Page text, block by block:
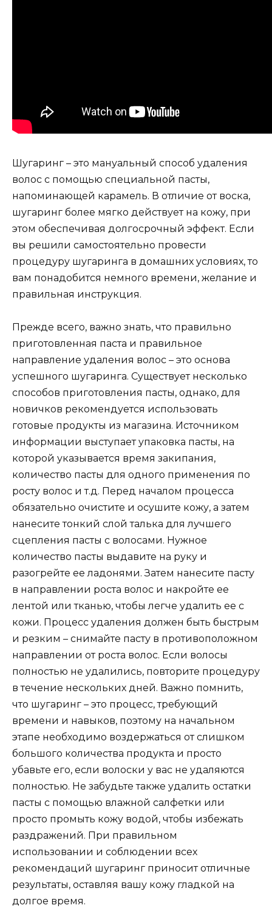
Шугаринг – это мануальный способ удаления
волос с помощью специальной пасты,
напоминающей карамель. В отличие от воска,
шугаринг более мягко действует на кожу, при
этом обеспечивая долгосрочный эффект. Если
вы решили самостоятельно провести
процедуру шугаринга в домашних условиях, то
вам понадобится немного времени, желание и
правильная инструкция.
Прежде всего, важно знать, что правильно
приготовленная паста и правильное
направление удаления волос – это основа
успешного шугаринга. Существует несколько
способов приготовления пасты, однако, для
новичков рекомендуется использовать
готовые продукты из магазина. Источником
информации выступает упаковка пасты, на
которой указывается время закипания,
количество пасты для одного применения по
росту волос и т.д. Перед началом процесса
обязательно очистите и осушите кожу, а затем
нанесите тонкий слой талька для лучшего
сцепления пасты с волосами. Нужное
количество пасты выдавите на руку и
разогрейте ее ладонями. Затем нанесите пасту
в направлении роста волос и накройте ее
лентой или тканью, чтобы легче удалить ее с
кожи. Процесс удаления должен быть быстрым
и резким – снимайте пасту в противоположном
направлении от роста волос. Если волосы
полностью не удалились, повторите процедуру
в течение нескольких дней. Важно помнить,
что шугаринг – это процесс, требующий
времени и навыков, поэтому на начальном
этапе необходимо воздержаться от слишком
большого количества продукта и просто
убавьте его, если волоски у вас не удаляются
полностью. Не забудьте также удалить остатки
пасты с помощью влажной салфетки или
просто промыть кожу водой, чтобы избежать
раздражений. При правильном
использовании и соблюдении всех
рекомендаций шугаринг приносит отличные
результаты, оставляя вашу кожу гладкой на
долгое время.